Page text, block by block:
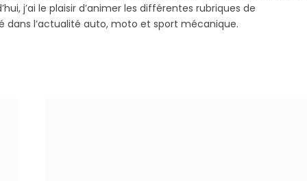
j’ai le plaisir d’animer les différentes rubriques de
dans l’actualité auto, moto et sport mécanique.